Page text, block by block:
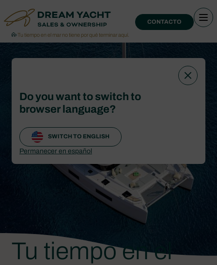
CONTACTO
›Tu tiempo en el mar no tiene por qué terminar aquí.
Tu tiempo en el
Do you want to switch to
browser language?
SWITCH TO ENGLISH
Permanecer en español